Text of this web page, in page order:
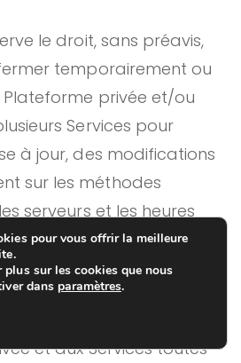
le droit, sans préavis,
temporairement ou
privée et/ou
Services pour
à jour, des modifications
sur les méthodes
serveurs et les heures
que cette liste ne soit
le droit d’apporter à
et aux Services toutes
pour vous offrir la meilleure
plus sur les cookies que nous
dans paramètres.